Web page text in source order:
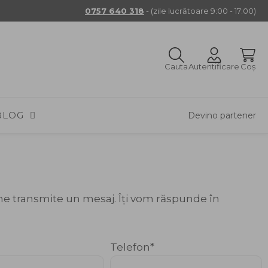
0757 640 318 - (zile lucrătoare 9:00 - 17:00)
CautaAutentificare Coș
Devino partener
transmite un mesaj. Îți vom răspunde în
Telefon